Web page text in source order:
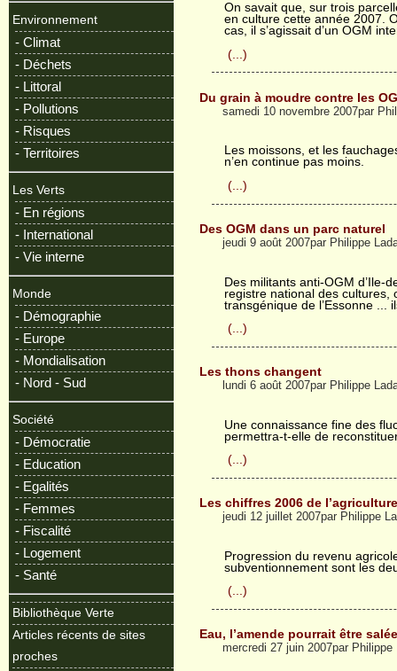
Environnement
- Climat
- Déchets
- Littoral
- Pollutions
- Risques
- Territoires
Les Verts
- En régions
- International
- Vie interne
Monde
- Démographie
- Europe
- Mondialisation
- Nord - Sud
Société
- Démocratie
- Education
- Egalités
- Femmes
- Fiscalité
- Logement
- Santé
Bibliothèque Verte
Articles récents de sites
proches
On savait que, sur trois
en culture cette année 2007.
cas, il s’agissait d’un OGM
(...)
Du grain à moudre contre les
samedi 10 novembre 2007par
Les moissons, et les
n’en continue pas moins.
(...)
Des OGM dans un parc naturel
jeudi 9 août 2007par Philippe
Des militants anti-OGM d’Ile-
registre national des cultures,
transgénique de l’Essonne ...
(...)
Les thons changent
lundi 6 août 2007par Philippe
Une connaissance fine des
permettra-t-elle de
(...)
Les chiffres 2006 de
jeudi 12 juillet 2007par Philippe
Progression du revenu
subventionnement sont les
(...)
Eau, l’amende pourrait être
mercredi 27 juin 2007par Philippe